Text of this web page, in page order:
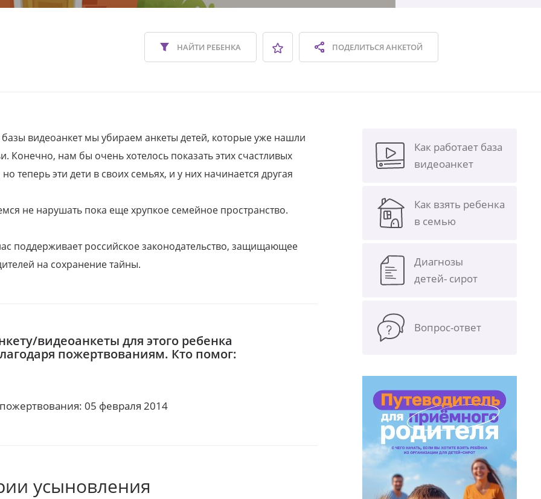
ПОДЕЛИТЬСЯАНКЕТОЙ
НАЙТИ РЕБЕНКА
видеоанкет мы убираем анкеты детей, которые уже нашли
Конечно, нам бы очень хотелось показать этих счастливых
теперь эти дети в своих семьях, и у них начинается другая
не нарушать пока еще хрупкое семейное пространство.
поддерживает российское законодательство, защищающее
на сохранение тайны.
видеоанкеты для этого ребенка
пожертвованиям. Кто помог:
05 февраля 2014
усыновления
Как работает база
видеоанкет
Как взять ребенка
в семью
Диагнозы
детей- сирот
Вопрос-ответ